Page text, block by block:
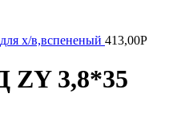
х/в,вспененый 413,00Р
ZY 3,8*35